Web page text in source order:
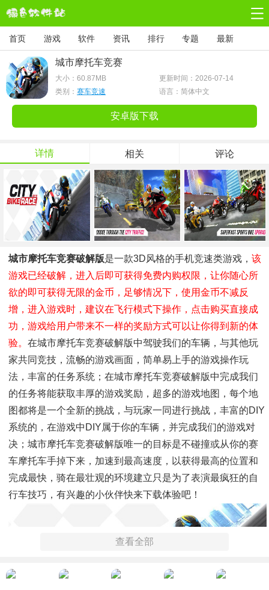
首页 游戏 软件 资讯 排行 专题 最新
城市摩托车竞赛
大小： 60.87MB
更新时间：2026-07-14
类别： 赛车竞速 语言：简体中文
安卓版下载
详情 相关 评论
城市摩托车竞赛破解版是一款3D风格的手机竞速类游戏， 该
游戏已经破解，进入后即可获得免费内购权限，让你随心所
欲的即可获得无限的金币，足够情况下，使用金币不减反
增，进入游戏时，建议在飞行模式下操作，点击购买直接成
功，游戏给用户带来不一样的奖励方式可以让你得到新的体
验。 在城市摩托车竞赛破解版中驾驶我们的车辆，与其他玩
家共同竞技，流畅的游戏画面，简单易上手的游戏操作玩
法，丰富的任务系统；在城市摩托车竞赛破解版中完成我们
的任务将能获取丰厚的游戏奖励，超多的游戏地图，每个地
图都将是一个全新的挑战，与玩家一同进行挑战，丰富的DIY
系统的，在游戏中DIY属于你的车辆，并完成我们的游戏对
决；城市摩托车竞赛破解版唯一的目标是不碰撞或从你的赛
车摩托车手掉下来，加速到最高速度，以获得最高的位置和
完成最快，骑在最壮观的环境建立只是为了表演最疯狂的自
行车技巧，有兴趣的小伙伴快来下载体验吧！
查看全部